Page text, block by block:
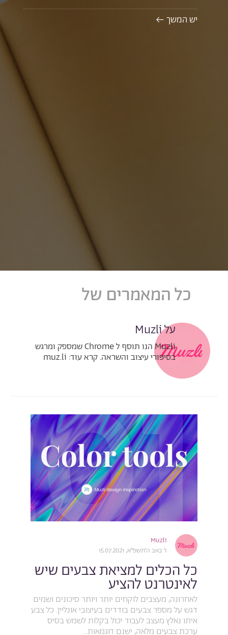
יש המשך ←
כל המאמרים של
על Muzli
Muzli הנו תוסף ל Chrome שמספק ומרגש
בסיפורי עיצוב והשראה. קרא עוד: muz.li
Muzli
ו׳ באב ה׳תשפ״א, 15.07.2021
כל הכלים למציאת צבעים שיש
לאינטרנט להציע
לאחרונה, מעצבים לוקחים יותר ויותר סיכונים ושמים
דגש על מספר צבעים בודדים בעיצובי אונליין. כל צבע
איתו נאלץ מעצב לעבוד יכול בקלות לשמש בסיס
ערכת צבעים מלאה, ישנם דוגמאות...